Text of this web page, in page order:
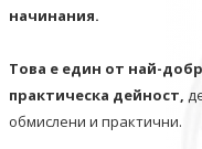
начинания.
Това е един от най-
практическа дейност,
обмислени и практични.